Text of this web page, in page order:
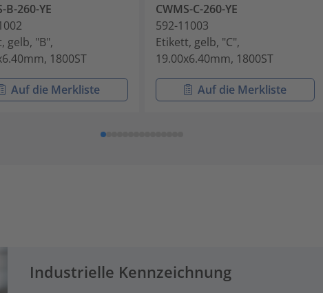
B-260-YE
gelb, "B",
1800ST
Auf die Merkliste
CWMS-C-260-YE
592-11003
Etikett, gelb, "C",
19.00x6.40mm, 1800ST
Auf die Merkliste
Industrielle Kennzeichnung